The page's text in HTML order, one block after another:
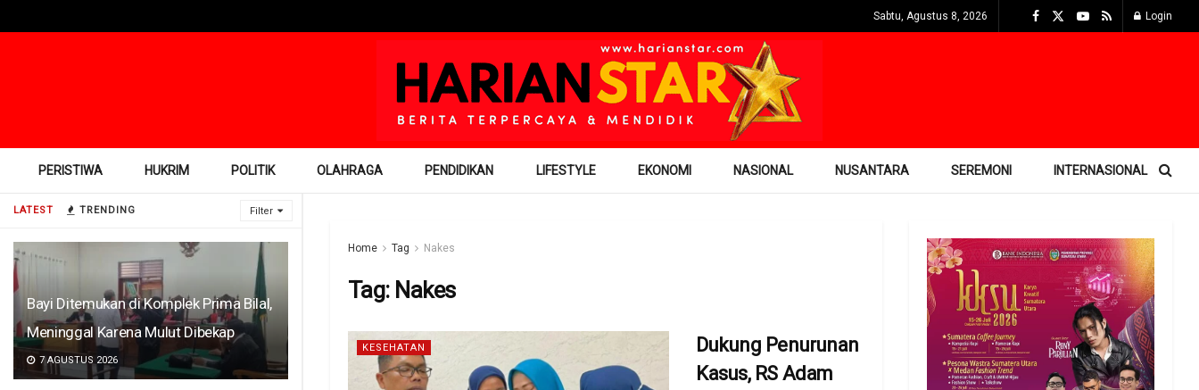
LATEST TRENDING Filter
Bayi Ditemukan di Komplek Prima Bilal,
Meninggal Karena Mulut Dibekap
7 AGUSTUS 2026
Sabtu, Agustus 8, 2026 Login
PERISTIWA HUKRIM POLITIK OLAHRAGA PENDIDIKAN LIFESTYLE EKONOMI NASIONAL NUSANTARA SEREMONI INTERNASIONAL
Home Tag Nakes
Tag: Nakes
KESEHATAN
Dukung Penurunan
Kasus, RS Adam